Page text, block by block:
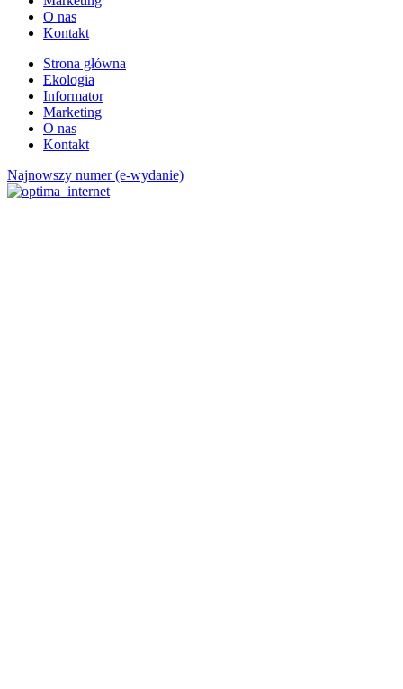
O nas
Kontakt
Strona główna
Ekologia
Informator
Marketing
O nas
Kontakt
Najnowszy numer (e-wydanie)